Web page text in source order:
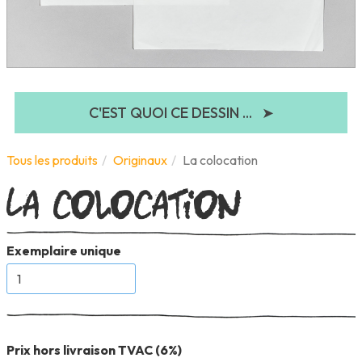
C'EST QUOI CE DESSIN ... ➤
Tous les produits Originaux La colocation
La colocation
Exemplaire unique
Prix hors livraison TVAC (6%)